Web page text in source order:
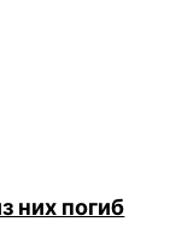
них погиб